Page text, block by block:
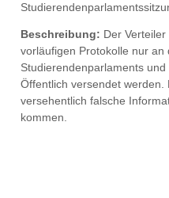
Beschreibung: Der
vorläufigen Protokolle nur an
Studierendenparlaments und
Öffentlich versendet werden.
versehentlich falsche
kommen.